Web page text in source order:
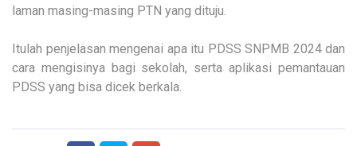
laman masing-masing PTN yang dituju.
Itulah penjelasan mengenai apa itu PDSS SNPMB 2024 dan
cara mengisinya bagi sekolah, serta aplikasi pemantauan
PDSS yang bisa dicek berkala.